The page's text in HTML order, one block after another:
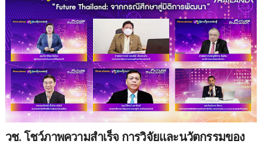
วช. โชว์ภาพความสำเร็จ การวิจัยและนวัตกรรมของ